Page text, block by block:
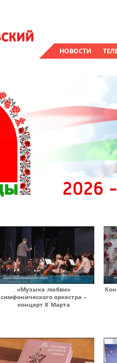
НОВОСТИ
«Музыка любви»
симфонического оркестра –
концерт 8 Марта